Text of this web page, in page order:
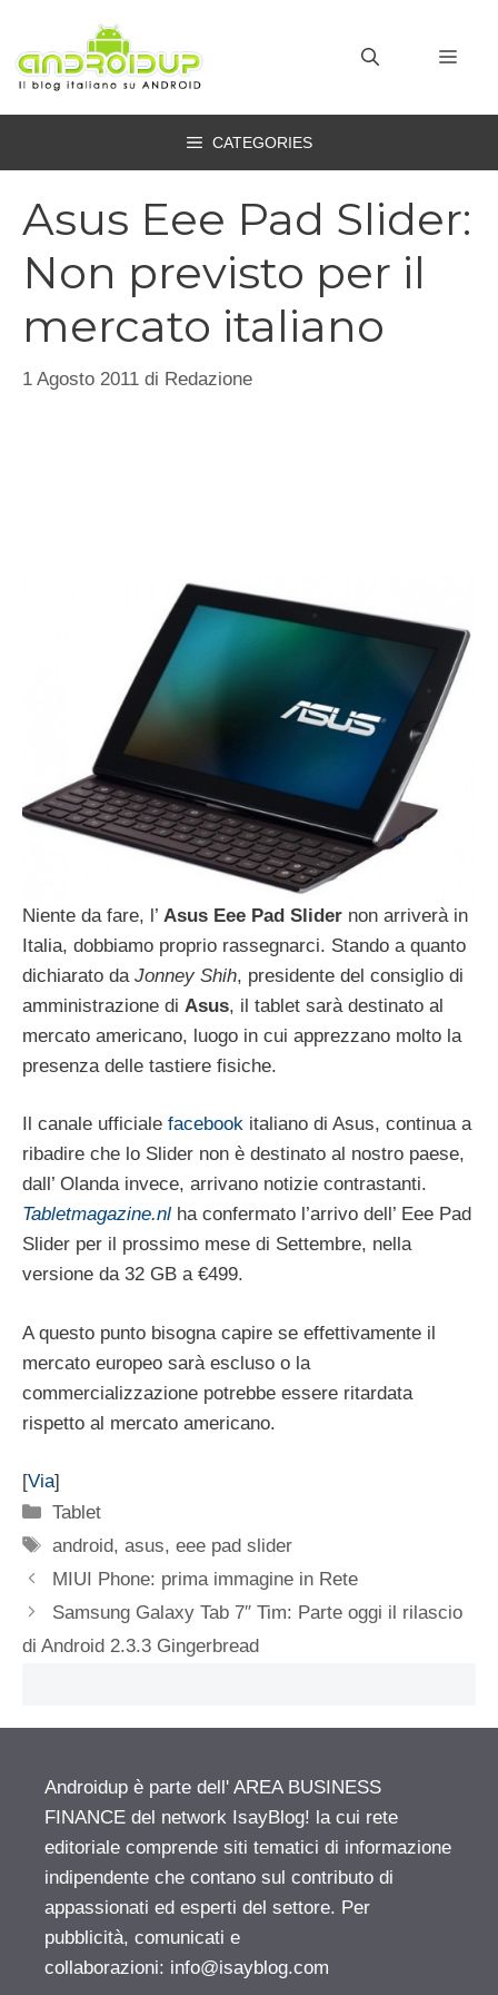
contenuto
CATEGORIES
Asus Eee Pad Slider:
Non previsto per il
mercato italiano
1 Agosto 2011 di Redazione
Niente da fare, l’ Asus Eee Pad Slider non arriverà in
Italia, dobbiamo proprio rassegnarci. Stando a quanto
dichiarato da Jonney Shih, presidente del consiglio di
amministrazione di Asus, il tablet sarà destinato al
mercato americano, luogo in cui apprezzano molto la
presenza delle tastiere fisiche.
Il canale ufficiale facebook italiano di Asus, continua a
ribadire che lo Slider non è destinato al nostro paese,
dall’ Olanda invece, arrivano notizie contrastanti.
Tabletmagazine.nl ha confermato l’arrivo dell’ Eee Pad
Slider per il prossimo mese di Settembre, nella
versione da 32 GB a €499.
A questo punto bisogna capire se effettivamente il
mercato europeo sarà escluso o la
commercializzazione potrebbe essere ritardata
rispetto al mercato americano.
[Via]
Categorie
Tablet
Tag
android,asus,eee pad slider
MIUI Phone: prima immagine in Rete
Samsung Galaxy Tab 7″ Tim: Parte oggi il rilascio
di Android 2.3.3 Gingerbread
Androidup è parte dell' AREA BUSINESS
FINANCE del network IsayBlog! la cui rete
editoriale comprende siti tematici di informazione
indipendente che contano sul contributo di
appassionati ed esperti del settore. Per
pubblicità, comunicati e
collaborazioni: info@isayblog.com